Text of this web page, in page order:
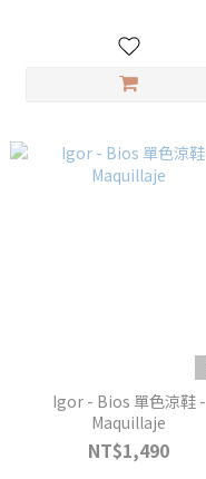
Igor - Bios 單色涼鞋 -
Maquillaje
NT$1,490